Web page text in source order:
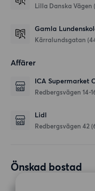
Lilla Danska Vägen
Gamla
Kärralundsgatan
Affärer
ICA Supermarket
Redbergsvägen 14-
Lidl
Redbergsvägen 42
Önskad bostad